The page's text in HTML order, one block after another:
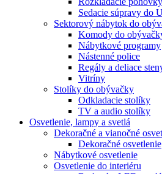
Sedacie súpravy do
Sektorový nábytok do
Komody do
Nábytkové programy
Nástenné police
Regály a deliace
Vitríny
Stolíky do obývačky
Odkladacie stolíky
TV a audio stolíky
Osvetlenie, lampy a svetlá
Dekoračné a vianočné
Dekoračné osvetlenie
Nábytkové osvetlenie
Osvetlenie do interiéru